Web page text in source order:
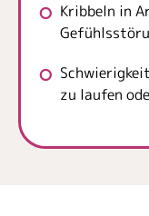
Kribbeln in
zu laufen